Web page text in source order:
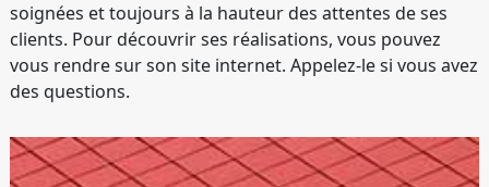
soignées et toujours à la hauteur des attentes de ses
clients. Pour découvrir ses réalisations, vous pouvez
vous rendre sur son site internet. Appelez-le si vous avez
des questions.